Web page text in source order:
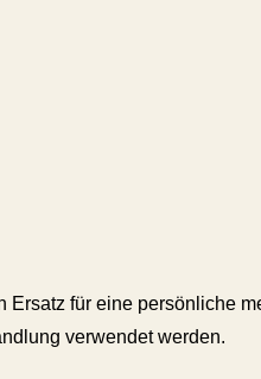
für eine persönliche
verwendet werden.